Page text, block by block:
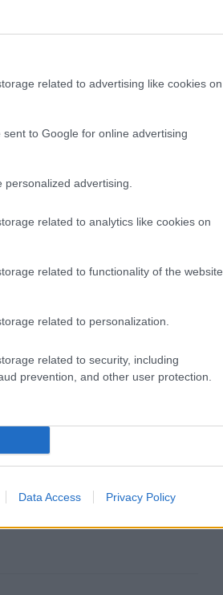
related to advertising like cookies on
to Google for online advertising
advertising.
related to analytics like cookies on
related to functionality of the website
related to personalization.
related to security, including
prevention, and other user protection.
Data Access Privacy Policy
forduló! (X)
Kanye